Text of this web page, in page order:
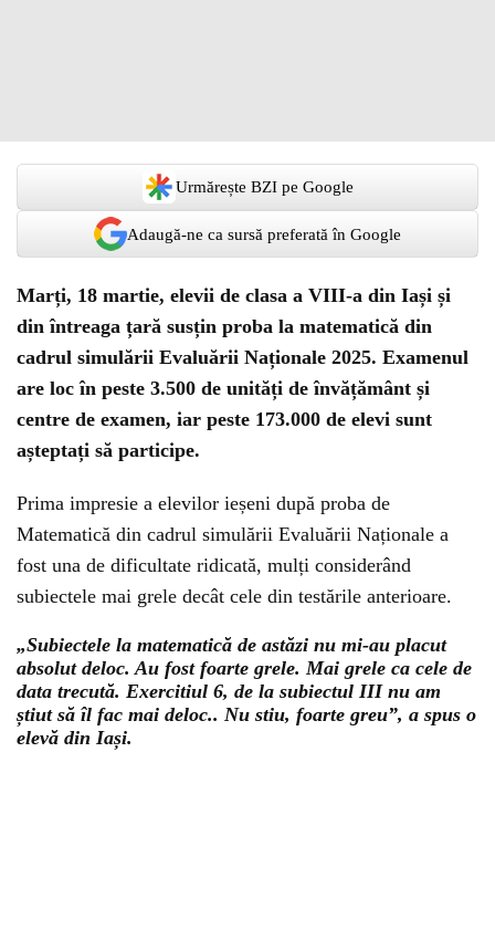
Urmărește BZI pe Google
Adaugă-ne ca sursă preferată în Google
Marți, 18 martie, elevii de clasa a VIII-a din Iași și
din întreaga țară susțin proba la matematică din
cadrul simulării Evaluării Naționale 2025. Examenul
are loc în peste 3.500 de unități de învățământ și
centre de examen, iar peste 173.000 de elevi sunt
așteptați să participe.
Prima impresie a elevilor ieșeni după proba de
Matematică din cadrul simulării Evaluării Naționale a
fost una de dificultate ridicată, mulți considerând
subiectele mai grele decât cele din testările anterioare.
„Subiectele la matematică de astăzi nu mi-au placut
absolut deloc. Au fost foarte grele. Mai grele ca cele de
data trecută. Exercitiul 6, de la subiectul III nu am
știut să îl fac mai deloc.. Nu stiu, foarte greu”, a spus o
elevă din Iași.